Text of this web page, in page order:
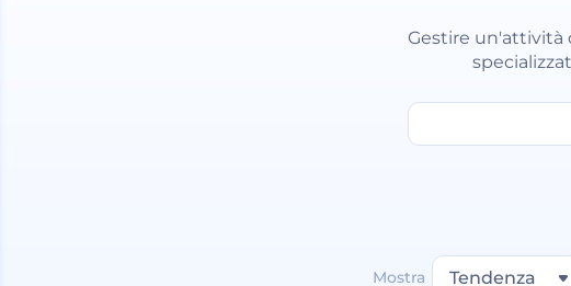
Gestire un'attività
Mostra Tendenza